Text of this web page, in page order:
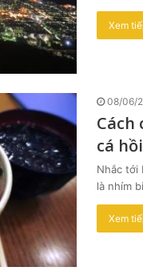
Xem
08/06/
cá
Nhắc tới
là nhím
Xem